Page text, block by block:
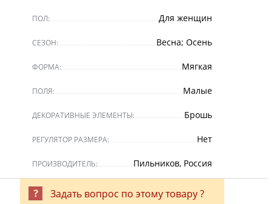
ПОЛ: Для женщин
СЕЗОН: Весна; Осень
ФОРМА: Мягкая
ПОЛЯ: Малые
ДЕКОРАТИВНЫЕ ЭЛЕМЕНТЫ: Брошь
РЕГУЛЯТОР РАЗМЕРА: Нет
ПРОИЗВОДИТЕЛЬ: Пильников, Россия
Задать вопрос по этому товару ?